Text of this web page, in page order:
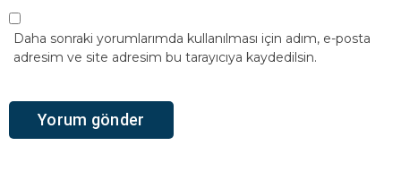
Daha sonraki yorumlarımda kullanılması için adım, e-posta
adresim ve site adresim bu tarayıcıya kaydedilsin.